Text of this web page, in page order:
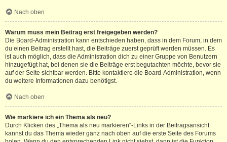
Nach oben
Warum muss mein Beitrag erst freigegeben werden?
Die Board-Administration kann entschieden haben, dass in dem Forum, in dem
du einen Beitrag erstellt hast, die Beiträge zuerst geprüft werden müssen. Es
ist auch möglich, dass die Administration dich zu einer Gruppe von Benutzern
hinzugefügt hat, bei denen sie die Beiträge erst begutachten möchte, bevor sie
auf der Seite sichtbar werden. Bitte kontaktiere die Board-Administration, wenn
du weitere Informationen dazu benötigst.
Nach oben
Wie markiere ich ein Thema als neu?
Durch Klicken des „Thema als neu markieren“-Links in der Beitragsansicht
kannst du das Thema wieder ganz nach oben auf die erste Seite des Forums